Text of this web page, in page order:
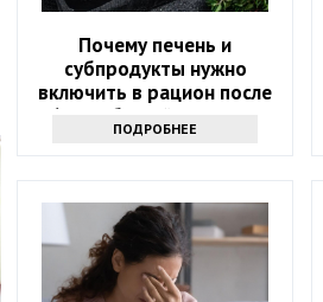
Почему печень и
субпродукты нужно
включить в рацион после
60? Забытый источник
силы
ПОДРОБНЕЕ